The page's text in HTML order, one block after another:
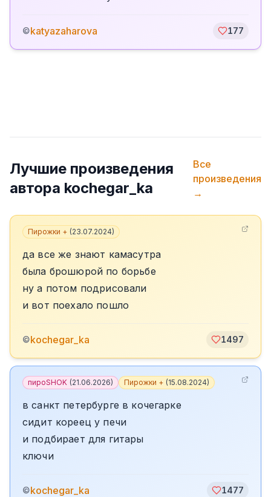
©katyazaharova 177
Лучшие произведения
автора kochegar_ka
Все
произведения
→
Пирожки + (23.07.2024)
да все же знают камасутра
была брошюрой по борьбе
ну а потом подрисовали
и вот поехало пошло
©kochegar_ka 1497
пироSHOK (21.06.2026) Пирожки + (15.08.2024)
в санкт петербурге в кочегарке
сидит кореец у печи
и подбирает для гитары
ключи
©kochegar_ka 1477